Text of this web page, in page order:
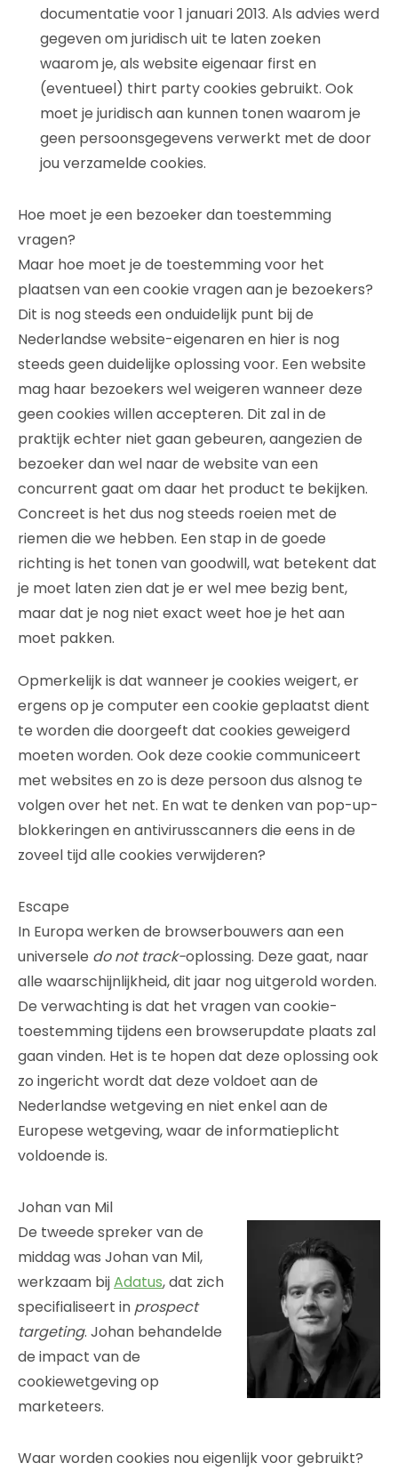
documentatie voor 1 januari 2013. Als advies werd
gegeven om juridisch uit te laten zoeken
waarom je, als website eigenaar first en
(eventueel) thirt party cookies gebruikt. Ook
moet je juridisch aan kunnen tonen waarom je
geen persoonsgegevens verwerkt met de door
jou verzamelde cookies.
Hoe moet je een bezoeker dan toestemming
vragen?
Maar hoe moet je de toestemming voor het
plaatsen van een cookie vragen aan je bezoekers?
Dit is nog steeds een onduidelijk punt bij de
Nederlandse website-eigenaren en hier is nog
steeds geen duidelijke oplossing voor. Een website
mag haar bezoekers wel weigeren wanneer deze
geen cookies willen accepteren. Dit zal in de
praktijk echter niet gaan gebeuren, aangezien de
bezoeker dan wel naar de website van een
concurrent gaat om daar het product te bekijken.
Concreet is het dus nog steeds roeien met de
riemen die we hebben. Een stap in de goede
richting is het tonen van goodwill, wat betekent dat
je moet laten zien dat je er wel mee bezig bent,
maar dat je nog niet exact weet hoe je het aan
moet pakken.
Opmerkelijk is dat wanneer je cookies weigert, er
ergens op je computer een cookie geplaatst dient
te worden die doorgeeft dat cookies geweigerd
moeten worden. Ook deze cookie communiceert
met websites en zo is deze persoon dus alsnog te
volgen over het net. En wat te denken van pop-up-
blokkeringen en antivirusscanners die eens in de
zoveel tijd alle cookies verwijderen?
Escape
In Europa werken de browserbouwers aan een
universele do not track-oplossing. Deze gaat, naar
alle waarschijnlijkheid, dit jaar nog uitgerold worden.
De verwachting is dat het vragen van cookie-
toestemming tijdens een browserupdate plaats zal
gaan vinden. Het is te hopen dat deze oplossing ook
zo ingericht wordt dat deze voldoet aan de
Nederlandse wetgeving en niet enkel aan de
Europese wetgeving, waar de informatieplicht
voldoende is.
Johan van Mil
De tweede spreker van de
middag was Johan van Mil,
werkzaam bijAdatus, dat zich
specifialiseert in prospect
targeting. Johan behandelde
de impact van de
cookiewetgeving op
marketeers.
Waar worden cookies nou eigenlijk voor gebruikt?